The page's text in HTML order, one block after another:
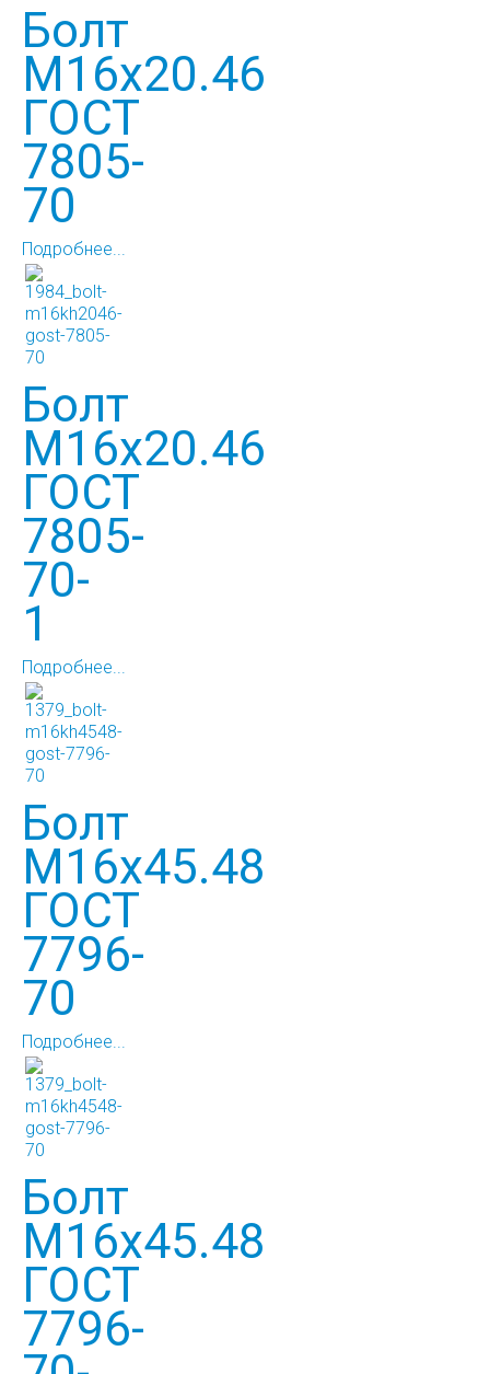
Болт
М16х20.46
ГОСТ
7805-
70
Подробнее...
Болт
М16х20.46
ГОСТ
7805-
70-
1
Подробнее...
Болт
М16х45.48
ГОСТ
7796-
70
Подробнее...
Болт
М16х45.48
ГОСТ
7796-